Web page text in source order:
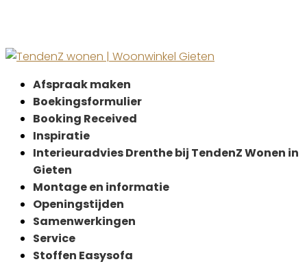
Afspraak maken
Boekingsformulier
Booking Received
Inspiratie
Interieuradvies Drenthe bij TendenZ Wonen in
Gieten
Montage en informatie
Openingstijden
Samenwerkingen
Service
Stoffen Easysofa